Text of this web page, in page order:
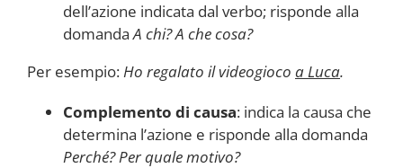
dell’azione indicata dal verbo; risponde alla
domandaA chi? A che cosa?
Per esempio:Ho regalato il videogioco a Luca.
Complemento di causa: indica la causa che
determina l’azione e risponde alla domanda
Perché? Per quale motivo?